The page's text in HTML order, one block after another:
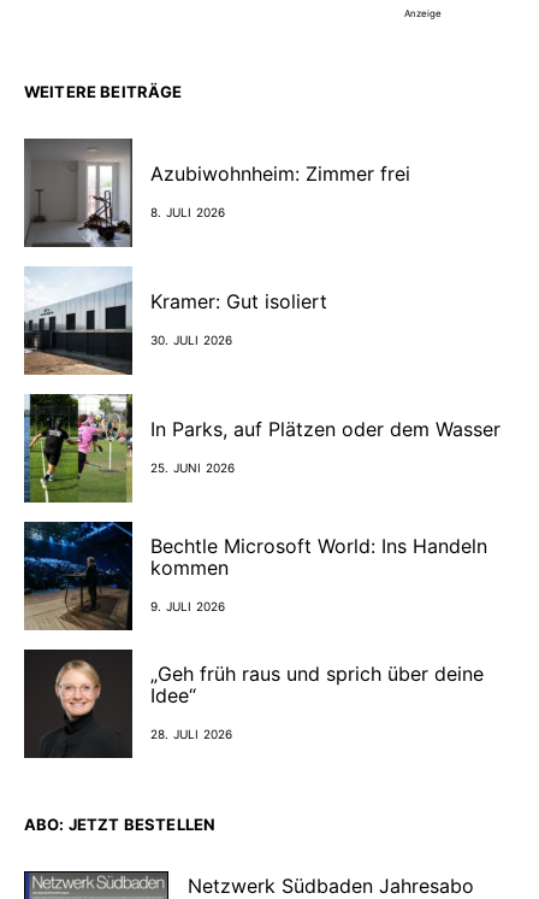
Anzeige
WEITERE BEITRÄGE
Azubiwohnheim: Zimmer frei
8. JULI 2026
Kramer: Gut isoliert
30. JULI 2026
In Parks, auf Plätzen oder dem Wasser
25. JUNI 2026
Bechtle Microsoft World: Ins Handeln
kommen
9. JULI 2026
„Geh früh raus und sprich über deine
Idee“
28. JULI 2026
ABO: JETZT BESTELLEN
Netzwerk Südbaden Jahresabo